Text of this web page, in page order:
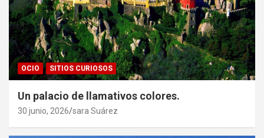
OCIO SITIOS CURIOSOS
Un palacio de llamativos colores.
30 junio, 2026 sara Suárez